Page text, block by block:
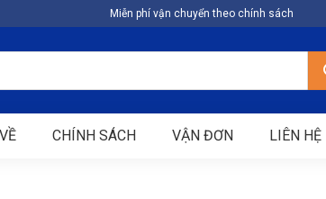
Miễn phí vận chuyển theo chính sách
CHÍNH SÁCH VẬN ĐƠN LIÊN HỆ